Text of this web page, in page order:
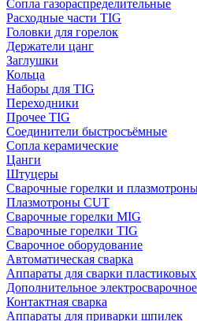
Сопла газораспределительные
Расходные части TIG
Головки для горелок
Держатели цанг
Заглушки
Кольца
Наборы для TIG
Переходники
Прочее TIG
Соединители быстросъёмные
Сопла керамические
Цанги
Штуцеры
Сварочные горелки и
Плазмотроны CUT
Сварочные горелки MIG
Сварочные горелки TIG
Сварочное оборудование
Автоматическая сварка
Аппараты для сварки
Дополнительное
Контактная сварка
Аппараты для приварки шпилек